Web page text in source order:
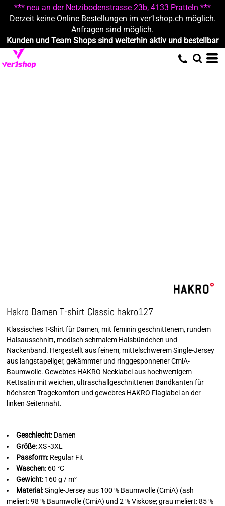
*** neu an der Netzibodenstrasse 23b, 4133 Pratteln ***
Derzeit keine Online Bestellungen im ver1shop.ch möglich.
Anfragen sind möglich.
Kunden und Team Shops sind weiterhin aktiv und bestellbar
Hakro Damen T-shirt Classic hakro127
Klassisches T-Shirt für Damen, mit feminin geschnittenem, rundem
Halsausschnitt, modisch schmalem Halsbündchen und
Nackenband. Hergestellt aus feinem, mittelschwerem Single-Jersey
aus langstapeliger, gekämmter und ringgesponnener CmiA-
Baumwolle. Gewebtes HAKRO Necklabel aus hochwertigem
Kettsatin mit weichen, ultraschallgeschnittenen Bandkanten für
höchsten Tragekomfort und gewebtes HAKRO Flaglabel an der
linken Seitennaht.
Geschlecht: Damen
Größe:XS -3XL
Passform: Regular Fit
Waschen: 60 °C
Gewicht: 160 g / m²
Material:Single-Jersey aus 100 % Baumwolle (CmiA) (ash
meliert: 98 % Baumwolle (CmiA) und 2 % Viskose; grau meliert: 85 %